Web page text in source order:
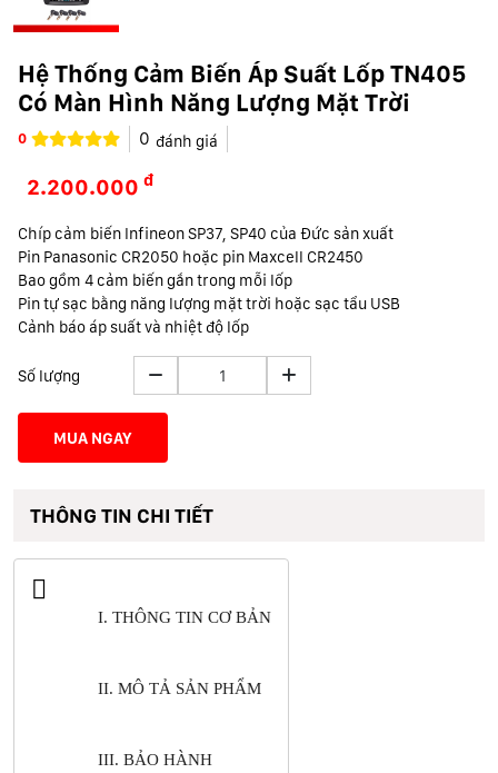
Hệ Thống Cảm Biến Áp Suất Lốp TN405
Có Màn Hình Năng Lượng Mặt Trời
0 0 đánh giá
2.200.000 đ
Chíp cảm biến Infineon SP37, SP40 của Đức sản xuất
Pin Panasonic CR2050 hoặc pin Maxcell CR2450
Bao gồm 4 cảm biến gắn trong mỗi lốp
Pin tự sạc bằng năng lượng mặt trời hoặc sạc tẩu USB
Cảnh báo áp suất và nhiệt độ lốp
Số lượng
MUA NGAY
THÔNG TIN CHI TIẾT
I. THÔNG TIN CƠ BẢN
II. MÔ TẢ SẢN PHẨM
III. BẢO HÀNH